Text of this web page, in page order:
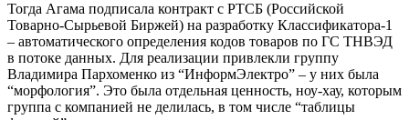
Тогда Агама подписала контракт с РТСБ (Российской
Товарно-Сырьевой Биржей) на разработку Классификатора-1
– автоматического определения кодов товаров по ГС ТНВЭД
в потоке данных. Для реализации привлекли группу
Владимира Пархоменко из “ИнформЭлектро” – у них была
“морфология”. Это была отдельная ценность, ноу-хау, которым
группа с компанией не делилась, в том числе “таблицы